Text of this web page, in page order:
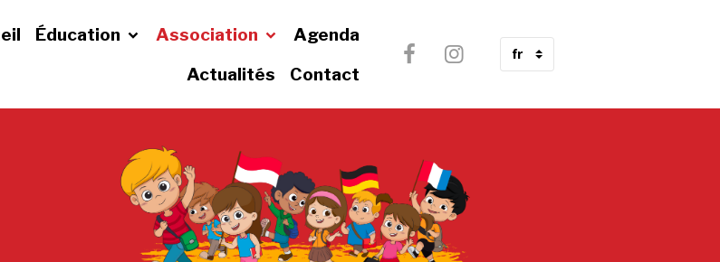
Éducation Association
Agenda
Actualités
Contact